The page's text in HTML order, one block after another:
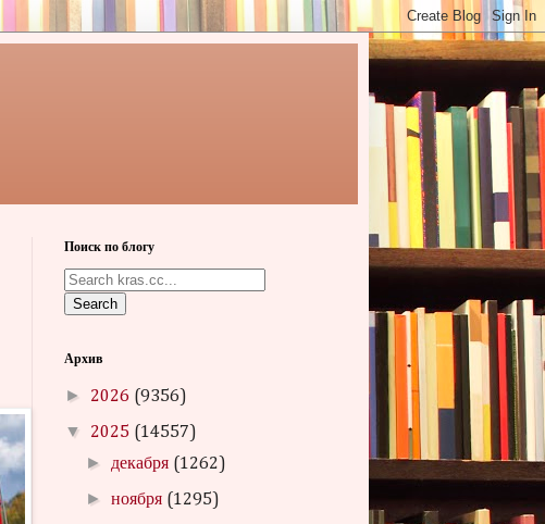
Поиск по блогу
Search
Архив
► 2026 (9356)
▼ 2025 (14557)
► декабря (1262)
►ноября (1295)